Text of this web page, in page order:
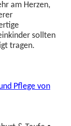
am Herzen,
sollten
tragen.
Pflege von